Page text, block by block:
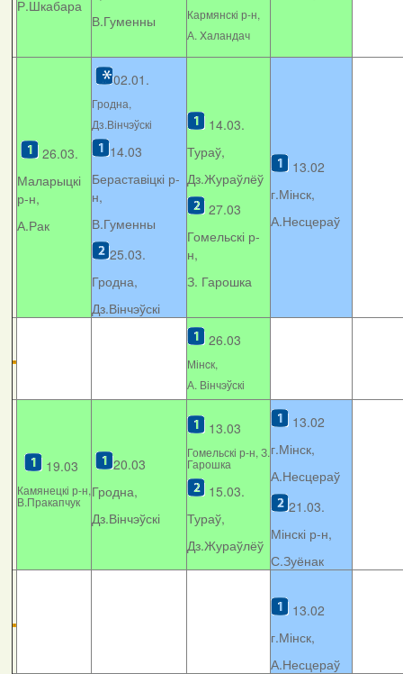
Р.Шкабара
В.Гуменны
Кармянскі р-н,
А. Xаландач
26.03.
Маларыцкі
р-н,
А.Рак
02.01.
Гродна,
Дз.Вінчэўскі
14.03
Бераставіцкі р-
н,
В.Гуменны
25.03.
Гродна,
Дз.Вінчэўскі
14.03.
Тураў,
Дз.Жураўлёў
27.03
Гомельскі р-
н,
З. Гарошка
13.02
г.Мінск,
А.Несцераў
26.03
Мінcк,
А. Вінчэўскі
19.03
Камянецкі р-н,
В.Пракапчук
20.03
Гродна,
Дз.Вінчэўскі
13.03
Гомельскі р-н, З.
Гарошка
15.03.
Тураў,
Дз.Жураўлёў
13.02
г.Мінск,
А.Несцераў
21.03.
Мінскі р-н,
С.Зуёнак
13.02
г.Мінск,
А.Несцераў